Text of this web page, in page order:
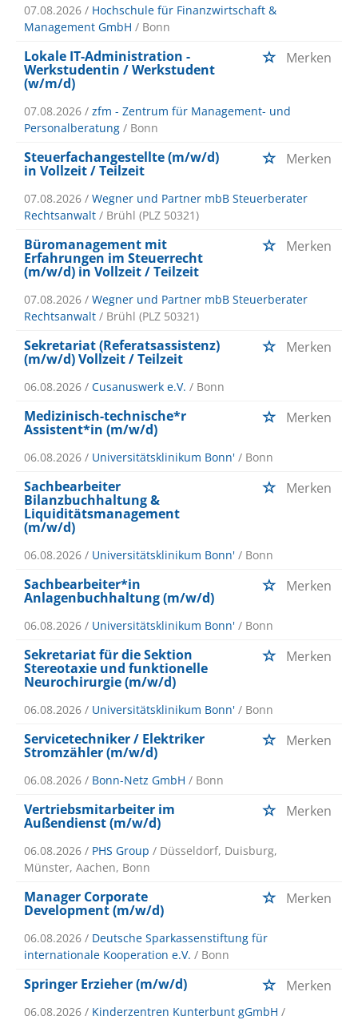
07.08.2026 / Hochschule für Finanzwirtschaft &
Management GmbH / Bonn
Lokale IT-Administration -
Werkstudentin / Werkstudent
(w/m/d)
Merken
07.08.2026 / zfm - Zentrum für Management- und
Personalberatung / Bonn
Steuerfachangestellte (m/w/d)
in Vollzeit / Teilzeit
Merken
07.08.2026 / Wegner und Partner mbB Steuerberater
Rechtsanwalt / Brühl (PLZ 50321)
Büromanagement mit
Erfahrungen im Steuerrecht
(m/w/d) in Vollzeit / Teilzeit
Merken
07.08.2026 / Wegner und Partner mbB Steuerberater
Rechtsanwalt / Brühl (PLZ 50321)
Sekretariat (Referatsassistenz)
(m/w/d) Vollzeit / Teilzeit
Merken
06.08.2026 / Cusanuswerk e.V. / Bonn
Medizinisch-technische*r
Assistent*in (m/w/d)
Merken
06.08.2026 / Universitätsklinikum Bonn' / Bonn
Sachbearbeiter
Bilanzbuchhaltung &
Liquiditätsmanagement
(m/w/d)
Merken
06.08.2026 / Universitätsklinikum Bonn' / Bonn
Sachbearbeiter*in
Anlagenbuchhaltung (m/w/d)
Merken
06.08.2026 / Universitätsklinikum Bonn' / Bonn
Sekretariat für die Sektion
Stereotaxie und funktionelle
Neurochirurgie (m/w/d)
Merken
06.08.2026 / Universitätsklinikum Bonn' / Bonn
Servicetechniker / Elektriker
Stromzähler (m/w/d)
Merken
06.08.2026 / Bonn-Netz GmbH / Bonn
Vertriebsmitarbeiter im
Außendienst (m/w/d)
Merken
06.08.2026 / PHS Group / Düsseldorf, Duisburg,
Münster, Aachen, Bonn
Manager Corporate
Development (m/w/d)
Merken
06.08.2026 / Deutsche Sparkassenstiftung für
internationale Kooperation e.V. / Bonn
Springer Erzieher (m/w/d) Merken
06.08.2026 / Kinderzentren Kunterbunt gGmbH /